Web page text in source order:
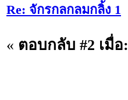
Re: จักรกลกลมกลิ้ง 1
« ตอบกลับ #2 เมื่อ: